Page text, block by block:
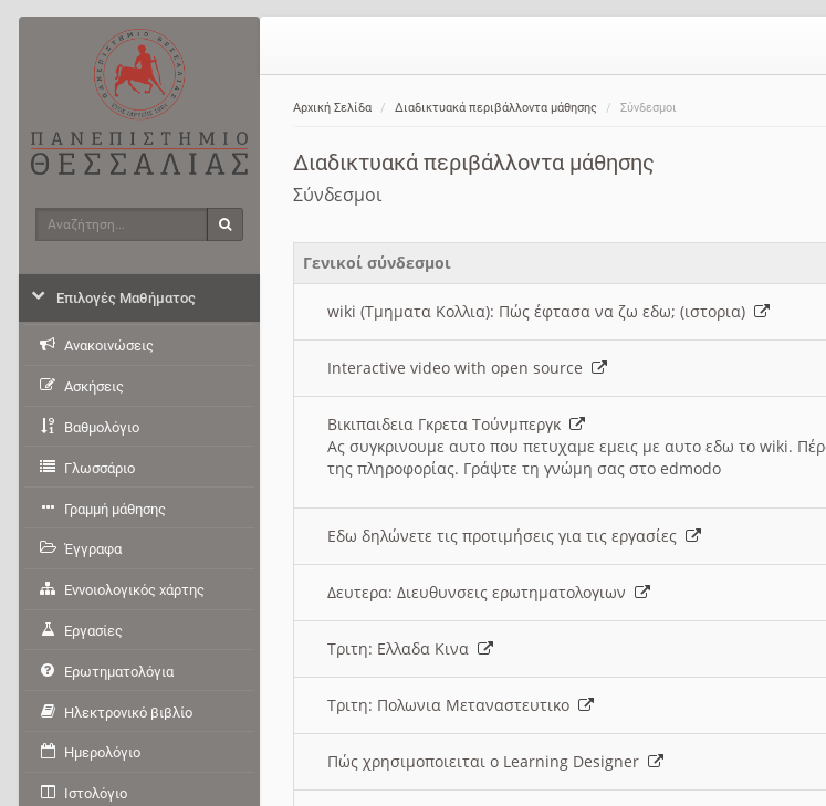
Αρχική Σελίδα Διαδικτυακά περιβάλλοντα μάθησης Σύνδεσμοι
Διαδικτυακά περιβάλλοντα μάθησης
Σύνδεσμοι
Γενικοί σύνδεσμοι
wiki (Τμηματα Κολλια): Πώς έφτασα να ζω εδω; (ιστορια)
Interactive video with open source
Βικιπαιδεια Γκρετα Τούνμπεργκ
Ας συγκρινουμε αυτο που πετυχαμε εμεις με αυτο εδω το wiki.
της πληροφορίας. Γράψτε τη γνώμη σας στο edmodo
Εδω δηλώνετε τις προτιμήσεις για τις εργασίες
Δευτερα: Διευθυνσεις ερωτηματολογιων
Τριτη: Ελλαδα Κινα
Τριτη: Πολωνια Μεταναστευτικο
Πώς χρησιμοποιειται ο Learning Designer
Αναζήτηση
Επιλογές Μαθήματος
Ανακοινώσεις
Ασκήσεις
Βαθμολόγιο
Γλωσσάριο
Γραμμή μάθησης
Έγγραφα
Εννοιολογικός χάρτης
Εργασίες
Ερωτηματολόγια
Ηλεκτρονικό βιβλίο
Ημερολόγιο
Ιστολόγιο